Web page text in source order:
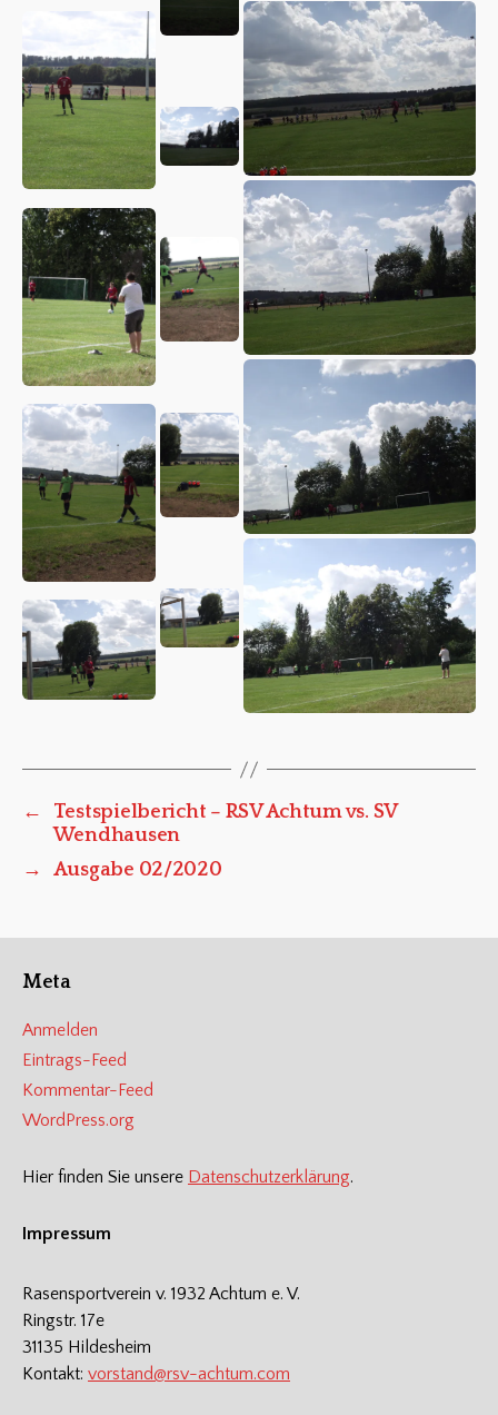
←
Testspielbericht – RSV Achtum vs. SV
Wendhausen
→
Ausgabe 02/2020
Meta
Anmelden
Eintrags-Feed
Kommentar-Feed
WordPress.org
Hier finden Sie unsere Datenschutzerklärung.
Impressum
Rasensportverein v. 1932 Achtum e. V.
Ringstr. 17e
31135 Hildesheim
Kontakt: vorstand@rsv-achtum.com